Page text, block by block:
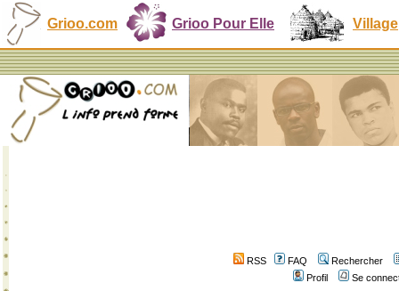
Grioo.com Grioo Pour Elle Village
RSS FAQ
Rechercher
Profil
Se